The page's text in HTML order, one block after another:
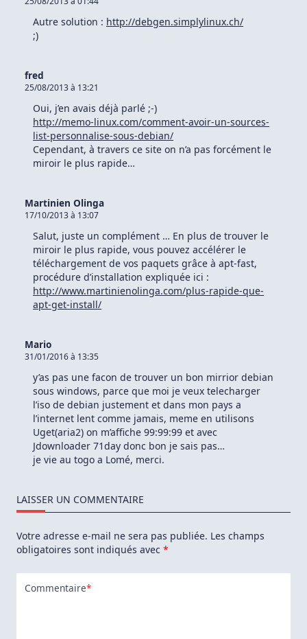
(POODLE)
Autre solution : http://debgen.simplylinux.ch/
;)
fred
25/08/2013 à 13:21
Oui, j’en avais déjà parlé ;-)
http://memo-linux.com/comment-avoir-un-sources-
list-personnalise-sous-debian/
Cependant, à travers ce site on n’a pas forcément le
miroir le plus rapide…
Martinien Olinga
17/10/2013 à 13:07
Salut, juste un complément … En plus de trouver le
miroir le plus rapide, vous pouvez accélérer le
téléchargement de vos paquets grâce à apt-fast,
procédure d’installation expliquée ici :
http://www.martinienolinga.com/plus-rapide-que-
apt-get-install/
Mario
31/01/2016 à 13:35
y’as pas une facon de trouver un bon mirrior debian
sous windows, parce que moi je veux telecharger
l’iso de debian justement et dans mon pays a
l’internet lent comme jamais, meme en utilisons
Uget(aria2) on m’affiche 99:99:99 et avec
Jdownloader 71day donc bon je sais pas…
je vie au togo a Lomé, merci.
LAISSER UN COMMENTAIRE
Votre adresse e-mail ne sera pas publiée. Les champs
obligatoires sont indiqués avec *
Commentaire*